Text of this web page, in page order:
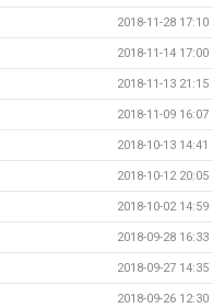
2018-11-28 17:10
2018-11-14 17:00
2018-11-13 21:15
2018-11-09 16:07
2018-10-13 14:41
2018-10-12 20:05
2018-10-02 14:59
2018-09-28 16:33
2018-09-27 14:35
2018-09-26 12:30